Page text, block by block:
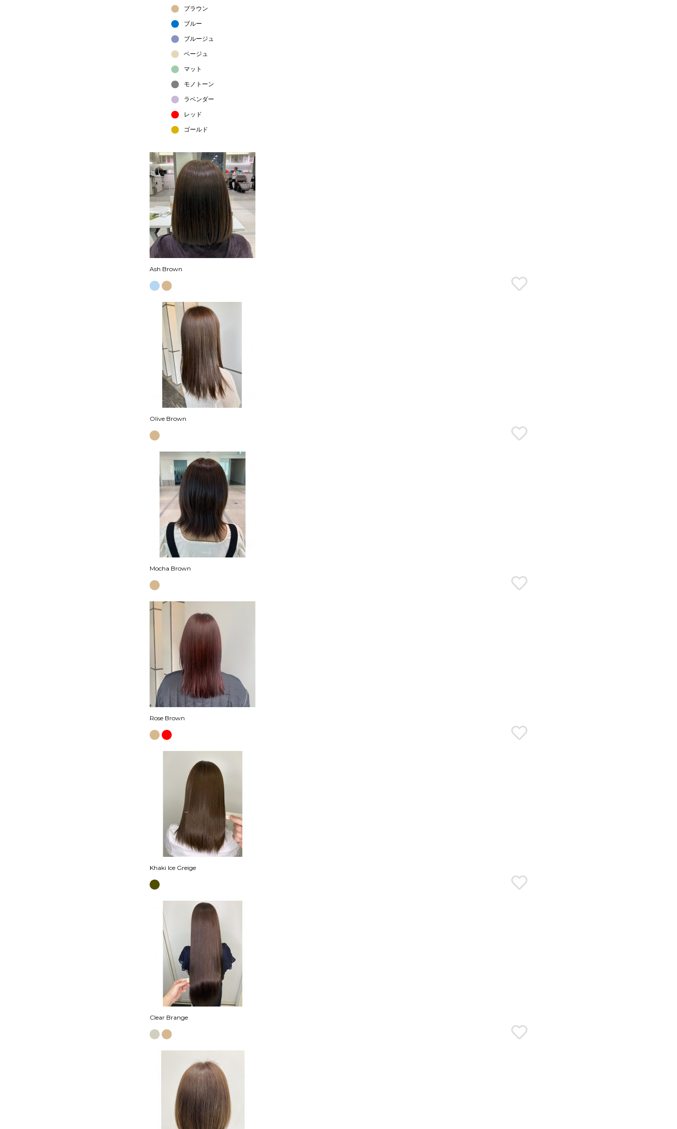
ブラウン
ブルー
ブルージュ
ベージュ
マット
モノトーン
ラベンダー
レッド
ゴールド
Ash Brown
Olive Brown
Mocha Brown
Rose Brown
Khaki Ice Greige
Clear Brange